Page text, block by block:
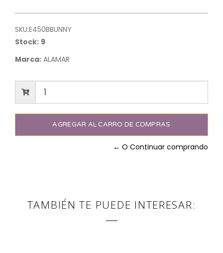
SKU:E450BBUNNY
Stock: 9
Marca: ALAMAR
← O Continuar comprando
TAMBIÉN TE PUEDE INTERESAR: